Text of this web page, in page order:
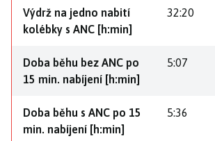
Výdrž na jedno nabití
kolébky s ANC [h:min]
32:20
Doba běhu bez ANC po
15 min. nabíjení [h:min]
5:07
Doba běhu s ANC po 15
min. nabíjení [h:min]
5:36